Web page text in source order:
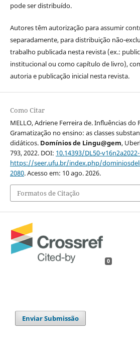
pode ser distribuído.
Autores têm autorização para assumir
separadamente, para distribuição não-
trabalho publicada nesta revista (ex.:
institucional ou como capítulo de livro),
autoria e publicação inicial nesta revista.
Como Citar
MELLO, Adriene Ferreira de. Influências
Gramatização no ensino: as classes
didáticos. Domínios de Lingu@gem,
793, 2022. DOI: 10.14393/DL50-
https://seer.ufu.br/index.php/
2080. Acesso em: 10 ago. 2026.
Formatos de Citação
0
Enviar Submissão